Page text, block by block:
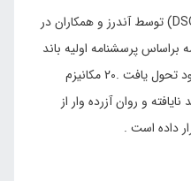
پرسشنامه سبک های دفاعی (DSQ-40) توسط آندرز و همکاران در
براساس پرسشنامه اولیه باند
و همکاران که در 1983 تهیه شده بود تحول یافت .20 مکانیزم
رشد نایافته و روان آزرده وار از
داده است .